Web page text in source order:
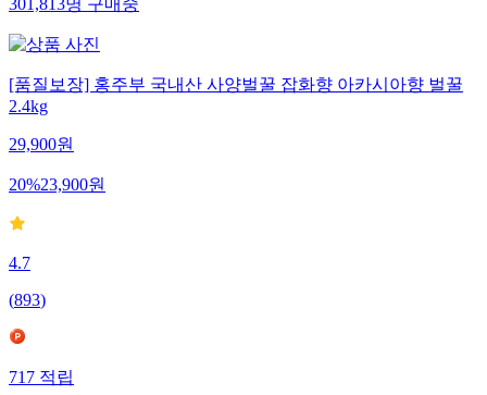
301,813명구매중
[품질보장] 홍주부 국내산 사양벌꿀 잡화향 아카시아향 벌꿀
2.4kg
29,900원
20%23,900원
4.7
(893)
717적립